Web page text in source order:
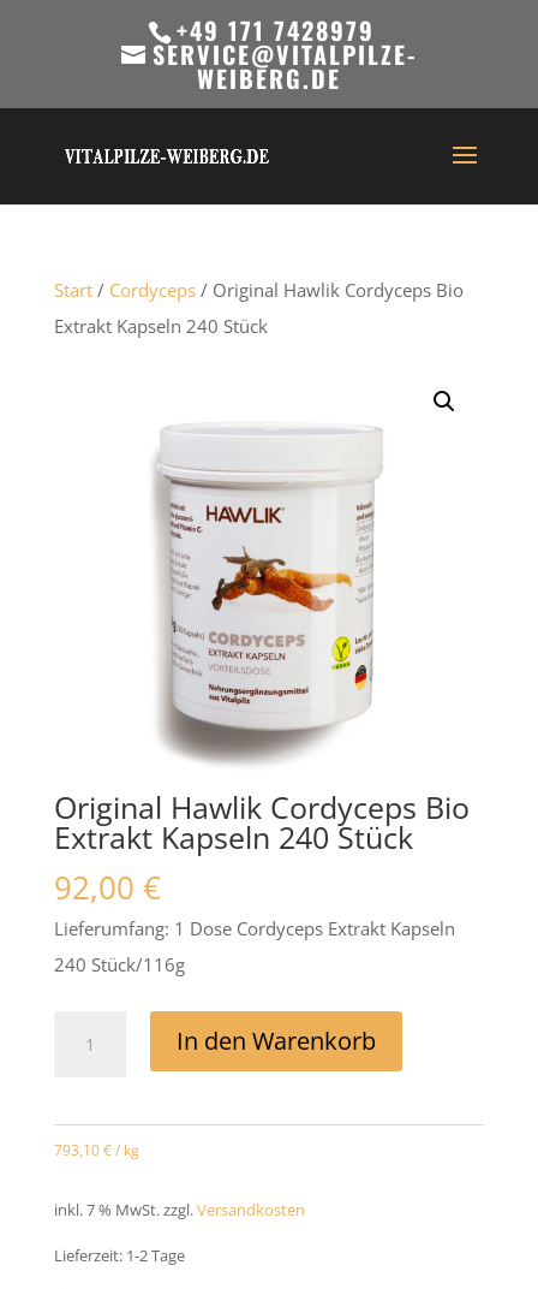
+49 171 7428979
SERVICE@VITALPILZE-
WEIBERG.DE
Start/ Cordyceps/ Original Hawlik Cordyceps Bio
Extrakt Kapseln 240 Stück
Original Hawlik Cordyceps Bio
Extrakt Kapseln 240 Stück
92,00 €
Lieferumfang: 1 Dose Cordyceps Extrakt Kapseln
240 Stück/116g
Kapseln
240
In den Warenkorb
793,10€/ kg
inkl. 7 % MwSt.zzgl.Versandkosten
Lieferzeit: 1-2 Tage